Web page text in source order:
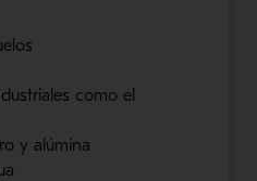
como el
y alúmina